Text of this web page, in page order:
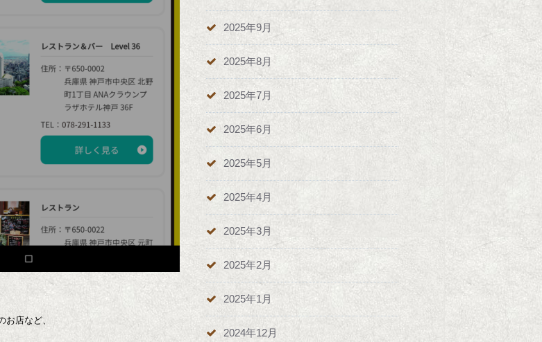
店など、
2025年9月
2025年8月
2025年7月
2025年6月
2025年5月
2025年4月
2025年3月
2025年2月
2025年1月
2024年12月